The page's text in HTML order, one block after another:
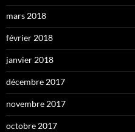
mars 2018
février 2018
janvier 2018
décembre 2017
novembre 2017
octobre 2017